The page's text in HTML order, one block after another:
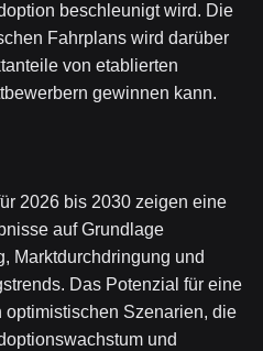
beschleunigt wird. Die
Fahrplans wird darüber
von etablierten
gewinnen kann.
2026 bis 2030 zeigen eine
auf Grundlage
Marktdurchdringung und
Das Potenzial für eine
optimistischen Szenarien, die
und